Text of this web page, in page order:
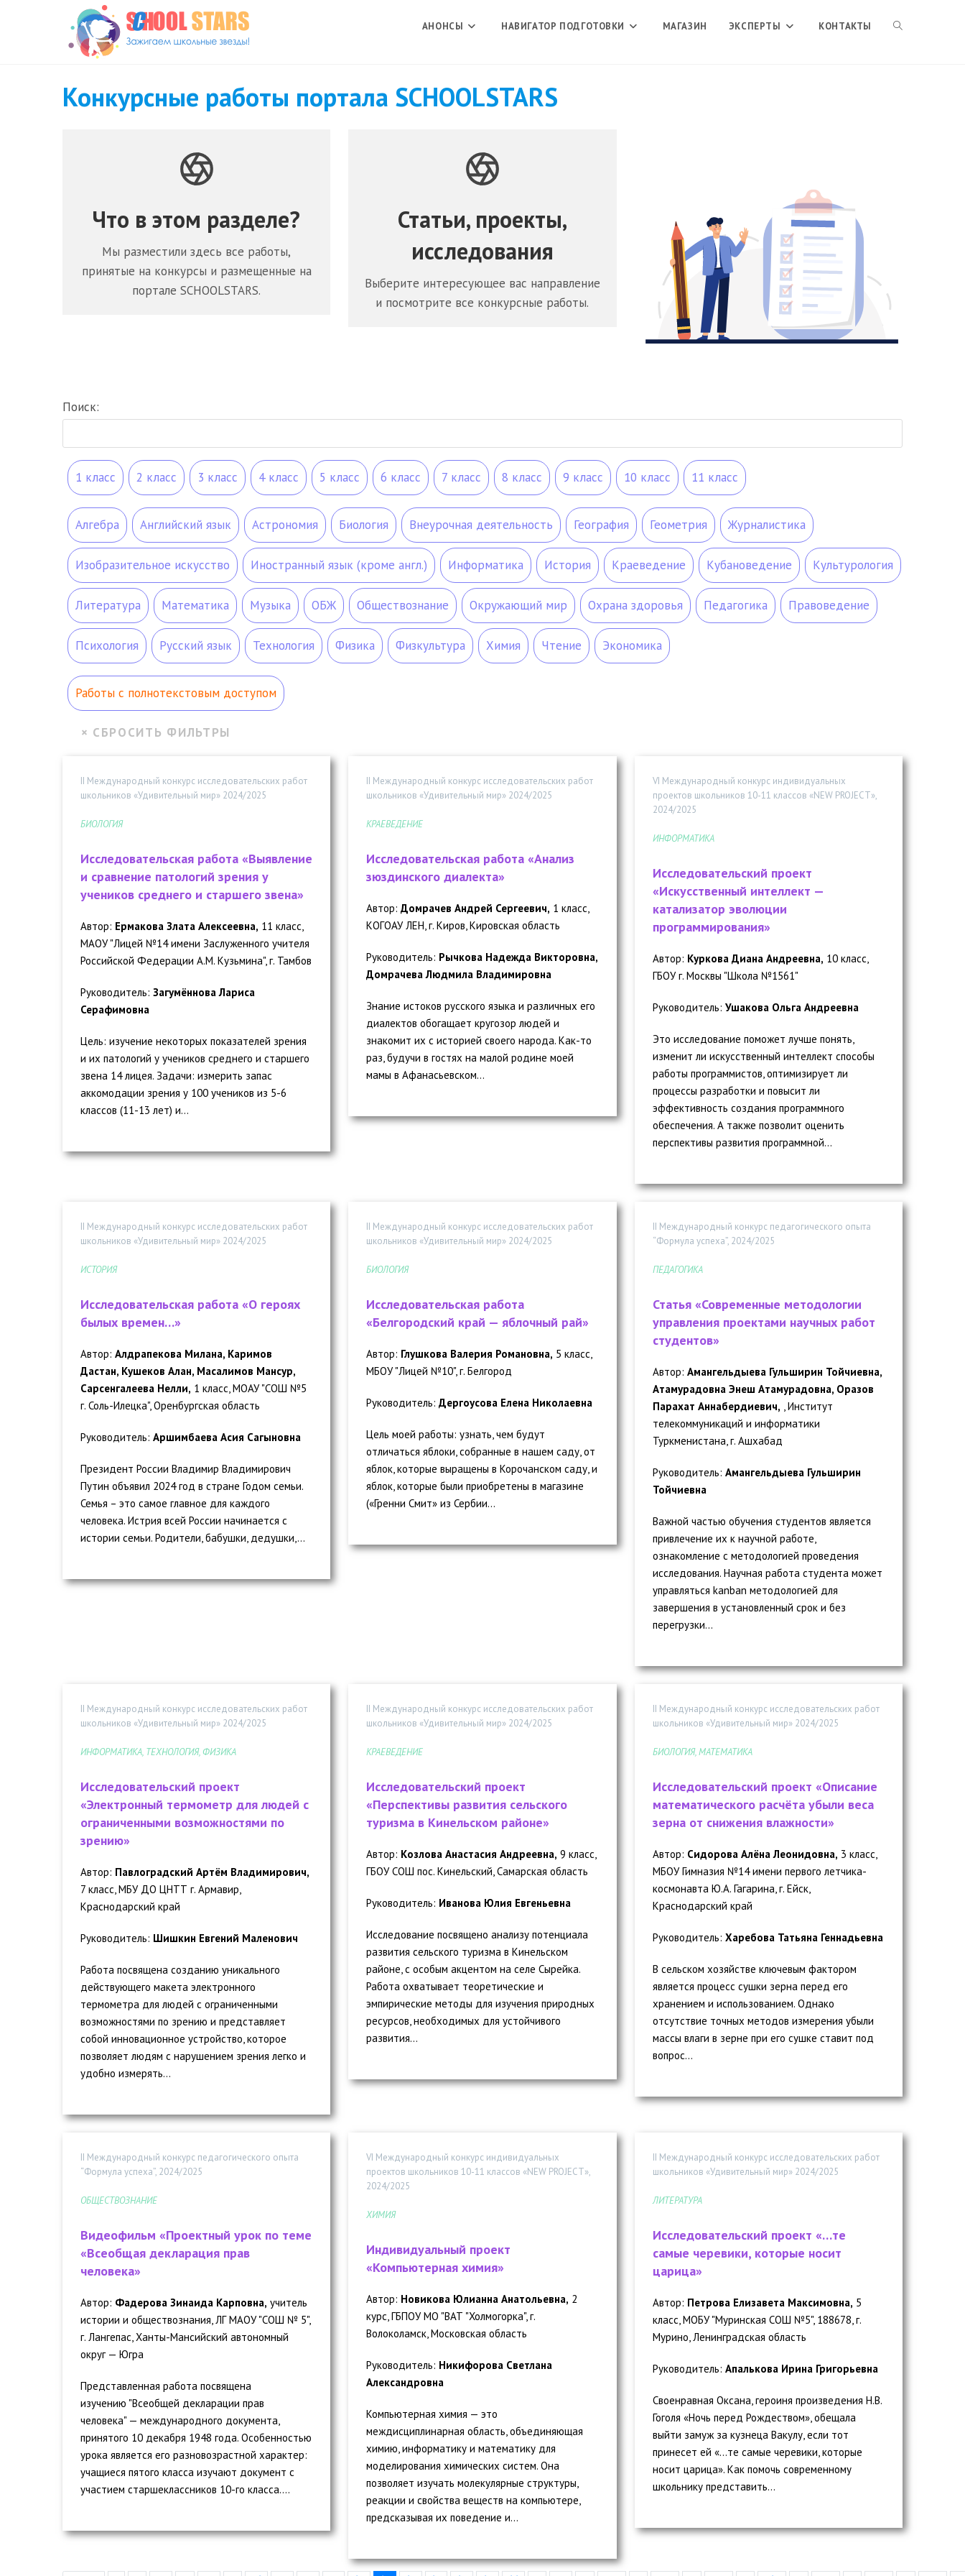
АНОНСЫ НАВИГАТОР ПОДГОТОВКИ МАГАЗИН ЭКСПЕРТЫ КОНТАКТЫ ПЕРЕКЛЮЧИТЬ
Конкурсные работы портала SCHOOLSTARS
Что в этом разделе?
Мы разместили здесь все работы,
принятые на конкурсы и размещенные на
портале SCHOOLSTARS.
Статьи, проекты,
исследования
Выберите интересующее вас направление
и посмотрите все конкурсные работы.
Поиск:
1 класс 2 класс 3 класс 4 класс 5 класс 6 класс 7 класс 8 класс 9 класс 10 класс 11 класс
Алгебра Английский язык Астрономия Биология Внеурочная деятельность География Геометрия Журналистика
Изобразительное искусство Иностранный язык (кроме англ.) Информатика История Краеведение Кубановедение Культурология
Литература Математика Музыка ОБЖ Обществознание Окружающий мир Охрана здоровья Педагогика Правоведение
Психология Русский язык Технология Физика Физкультура Химия Чтение Экономика
Работы с полнотекстовым доступом
II Международный конкурс исследовательских работ
школьников «Удивительный мир» 2024/2025
БИОЛОГИЯ
Исследовательская работа «Выявление
и сравнение патологий зрения у
учеников среднего и старшего звена»
Автор: Ермакова Злата Алексеевна, 11 класс,
МАОУ "Лицей №14 имени Заслуженного учителя
Российской Федерации А.М. Кузьмина", г. Тамбов
Руководитель: Загумённова Лариса
Серафимовна
Цель: изучение некоторых показателей зрения
и их патологий у учеников среднего и старшего
звена 14 лицея. Задачи: измерить запас
аккомодации зрения у 100 учеников из 5-6
классов (11-13 лет) и...
II Международный конкурс исследовательских работ
школьников «Удивительный мир» 2024/2025
КРАЕВЕДЕНИЕ
Исследовательская работа «Анализ
зюздинского диалекта»
Автор: Домрачев Андрей Сергеевич, 1 класс,
КОГОАУ ЛЕН, г. Киров, Кировская область
Руководитель: Рычкова Надежда Викторовна,
Домрачева Людмила Владимировна
Знание истоков русского языка и различных его
диалектов обогащает кругозор людей и
знакомит их с историей своего народа. Как-то
раз, будучи в гостях на малой родине моей
мамы в Афанасьевском...
VI Международный конкурс индивидуальных
проектов школьников 10-11 классов «NEW PROJECT»,
2024/2025
ИНФОРМАТИКА
Исследовательский проект
«Искусственный интеллект —
катализатор эволюции
программирования»
Автор: Куркова Диана Андреевна, 10 класс,
ГБОУ г. Москвы "Школа №1561"
Руководитель: Ушакова Ольга Андреевна
Это исследование поможет лучше понять,
изменит ли искусственный интеллект способы
работы программистов, оптимизирует ли
процессы разработки и повысит ли
эффективность создания программного
обеспечения. А также позволит оценить
перспективы развития программной...
II Международный конкурс исследовательских работ
школьников «Удивительный мир» 2024/2025
ИСТОРИЯ
Исследовательская работа «О героях
былых времен…»
Автор: Алдрапекова Милана, Каримов
Дастан, Кушеков Алан, Масалимов Мансур,
Сарсенгалеева Нелли, 1 класс, МОАУ "СОШ №5
г. Соль-Илецка", Оренбургская область
Руководитель: Аршимбаева Асия Сагыновна
Президент России Владимир Владимирович
Путин объявил 2024 год в стране Годом семьи.
Семья – это самое главное для каждого
человека. Истрия всей России начинается с
истории семьи. Родители, бабушки, дедушки,...
II Международный конкурс исследовательских работ
школьников «Удивительный мир» 2024/2025
БИОЛОГИЯ
Исследовательская работа
«Белгородский край — яблочный рай»
Автор: Глушкова Валерия Романовна, 5 класс,
МБОУ "Лицей №10", г. Белгород
Руководитель: Дергоусова Елена Николаевна
Цель моей работы: узнать, чем будут
отличаться яблоки, собранные в нашем саду, от
яблок, которые выращены в Корочанском саду, и
яблок, которые были приобретены в магазине
(«Гренни Смит» из Сербии...
II Международный конкурс педагогического опыта
“Формула успеха”, 2024/2025
ПЕДАГОГИКА
Статья «Современные методологии
управления проектами научных работ
студентов»
Автор: Амангельдыева Гульширин Тойчиевна,
Атамурадовна Энеш Атамурадовна, Оразов
Парахат Аннабердиевич, , Институт
телекоммуникаций и информатики
Туркменистана, г. Ашхабад
Руководитель: Амангельдыева Гульширин
Тойчиевна
Важной частью обучения студентов является
привлечение их к научной работе,
ознакомление с методологией проведения
исследования. Научная работа студента может
управляться kanban методологией для
завершения в установленный срок и без
перегрузки...
II Международный конкурс исследовательских работ
школьников «Удивительный мир» 2024/2025
ИНФОРМАТИКА, ТЕХНОЛОГИЯ, ФИЗИКА
Исследовательский проект
«Электронный термометр для людей с
ограниченными возможностями по
зрению»
Автор: Павлоградский Артём Владимирович,
7 класс, МБУ ДО ЦНТТ г. Армавир,
Краснодарский край
Руководитель: Шишкин Евгений Маленович
Работа посвящена созданию уникального
действующего макета электронного
термометра для людей с ограниченными
возможностями по зрению и представляет
собой инновационное устройство, которое
позволяет людям с нарушением зрения легко и
удобно измерять...
II Международный конкурс исследовательских работ
школьников «Удивительный мир» 2024/2025
КРАЕВЕДЕНИЕ
Исследовательский проект
«Перспективы развития сельского
туризма в Кинельском районе»
Автор: Козлова Анастасия Андреевна, 9 класс,
ГБОУ СОШ пос. Кинельский, Самарская область
Руководитель: Иванова Юлия Евгеньевна
Исследование посвящено анализу потенциала
развития сельского туризма в Кинельском
районе, с особым акцентом на селе Сырейка.
Работа охватывает теоретические и
эмпирические методы для изучения природных
ресурсов, необходимых для устойчивого
развития...
II Международный конкурс исследовательских работ
школьников «Удивительный мир» 2024/2025
БИОЛОГИЯ, МАТЕМАТИКА
Исследовательский проект «Описание
математического расчёта убыли веса
зерна от снижения влажности»
Автор: Сидорова Алёна Леонидовна, 3 класс,
МБОУ Гимназия №14 имени первого летчика-
космонавта Ю.А. Гагарина, г. Ейск,
Краснодарский край
Руководитель: Харебова Татьяна Геннадьевна
В сельском хозяйстве ключевым фактором
является процесс сушки зерна перед его
хранением и использованием. Однако
отсутствие точных методов измерения убыли
массы влаги в зерне при его сушке ставит под
вопрос...
II Международный конкурс педагогического опыта
“Формула успеха”, 2024/2025
ОБЩЕСТВОЗНАНИЕ
Видеофильм «Проектный урок по теме
«Всеобщая декларация прав
человека»
Автор: Фадерова Зинаида Карповна, учитель
истории и обществознания, ЛГ МАОУ "СОШ № 5",
г. Лангепас, Ханты-Мансийский автономный
округ — Югра
Представленная работа посвящена
изучению "Всеобщей декларации прав
человека" — международного документа,
принятого 10 декабря 1948 года. Особенностью
урока является его разновозрастной характер:
учащиеся пятого класса изучают документ с
участием старшеклассников 10-го класса....
VI Международный конкурс индивидуальных
проектов школьников 10-11 классов «NEW PROJECT»,
2024/2025
ХИМИЯ
Индивидуальный проект
«Компьютерная химия»
Автор: Новикова Юлианна Анатольевна, 2
курс, ГБПОУ МО "ВАТ "Холмогорка", г.
Волоколамск, Московская область
Руководитель: Никифорова Светлана
Александровна
Компьютерная химия — это
междисциплинарная область, объединяющая
химию, информатику и математику для
моделирования химических систем. Она
позволяет изучать молекулярные структуры,
реакции и свойства веществ на компьютере,
предсказывая их поведение и...
II Международный конкурс исследовательских работ
школьников «Удивительный мир» 2024/2025
ЛИТЕРАТУРА
Исследовательский проект «…те
самые черевики, которые носит
царица»
Автор: Петрова Елизавета Максимовна, 5
класс, МОБУ "Муринская СОШ №5", 188678, г.
Мурино, Ленинградская область
Руководитель: Апалькова Ирина Григорьевна
Своенравная Оксана, героиня произведения Н.В.
Гоголя «Ночь перед Рождеством», обещала
выйти замуж за кузнеца Вакулу, если тот
принесет ей «…те самые черевики, которые
носит царица». Как помочь современному
школьнику представить...